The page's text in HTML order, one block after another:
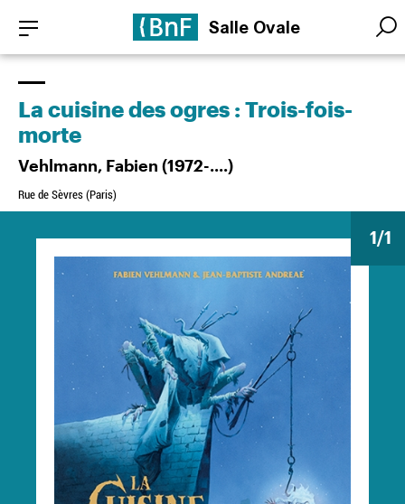
contenu
principal
Salle Ovale
1/1
La cuisine des ogres : Trois-fois-
morte
Vehlmann, Fabien (1972-....)
Rue de Sèvres (Paris)
Panneau de gestion des cookies